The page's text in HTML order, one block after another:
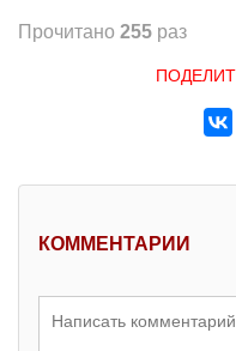
Прочитано 255 раз
КОММЕНТАРИИ